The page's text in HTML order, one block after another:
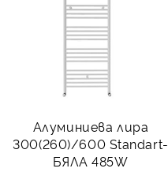
Алуминиева лира
300(260)/600 Standart-
БЯЛА 485W